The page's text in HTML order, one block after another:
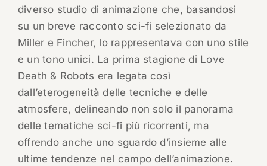
diverso studio di animazione che, basandosi
su un breve racconto sci-fi selezionato da
Miller e Fincher, lo rappresentava con uno stile
e un tono unici. La prima stagione di Love
Death & Robots era legata così
dall’eterogeneità delle tecniche e delle
atmosfere, delineando non solo il panorama
delle tematiche sci-fi più ricorrenti, ma
offrendo anche uno sguardo d’insieme alle
ultime tendenze nel campo dell’animazione.